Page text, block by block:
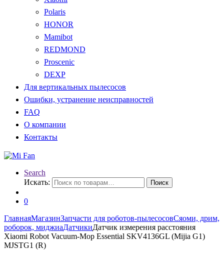
Polaris
HONOR
Mamibot
REDMOND
Proscenic
DEXP
Для вертикальных пылесосов
Ошибки, устранение неисправностей
FAQ
О компании
Контакты
Search
Искать:
Поиск
0
ГлавнаяМагазинЗапчасти для роботов-пылесосовСяоми, дрим,
роборок, миджиаДатчикиДатчик измерения расстояния
Xiaomi Robot Vacuum-Mop Essential SKV4136GL (Mijia G1)
MJSTG1 (R)